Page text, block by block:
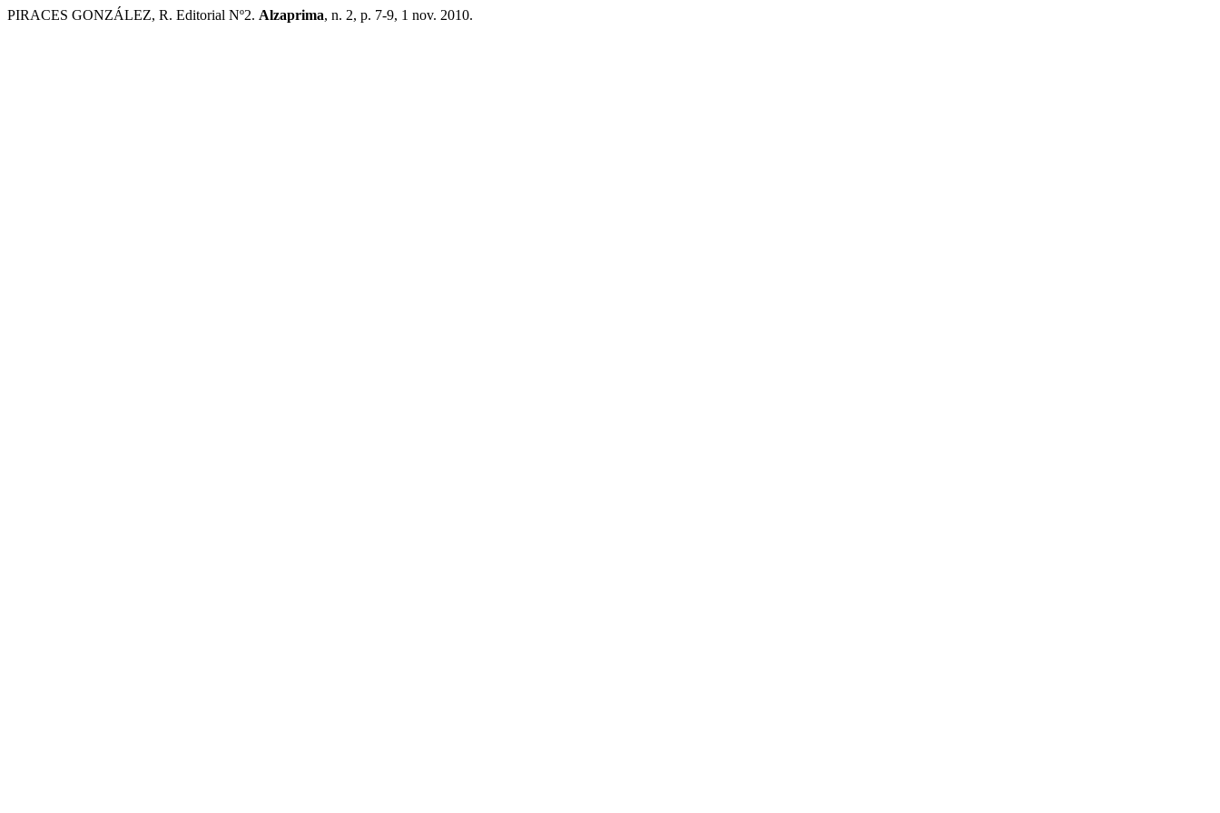
PIRACES GONZÁLEZ, R. Editorial Nº2. Alzaprima, n. 2, p. 7-9, 1 nov. 2010.